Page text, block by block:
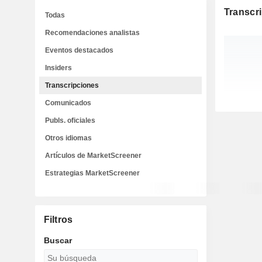
Todas
Recomendaciones analistas
Eventos destacados
Insiders
Transcripciones
Comunicados
Publs. oficiales
Otros idiomas
Artículos de MarketScreener
Estrategias MarketScreener
Filtros
Buscar